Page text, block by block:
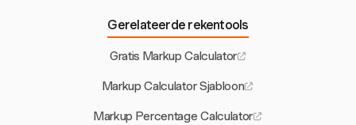
Gerelateerde rekentools
Gratis Markup Calculator
Markup Calculator Sjabloon
Markup Percentage Calculator